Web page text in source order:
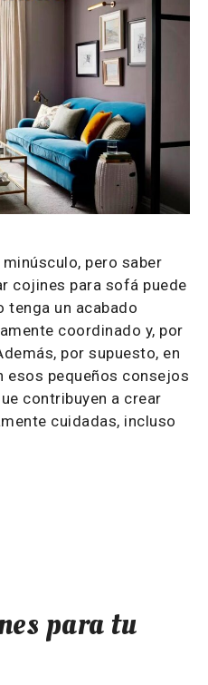
pero saber
cojines para sofá puede
tenga un acabado
coordinado y, por
por supuesto, en
esos pequeños consejos
contribuyen a crear
cuidadas, incluso
para tu